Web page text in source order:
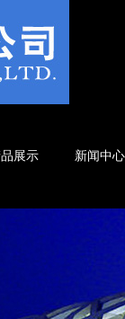
展示 新闻中心